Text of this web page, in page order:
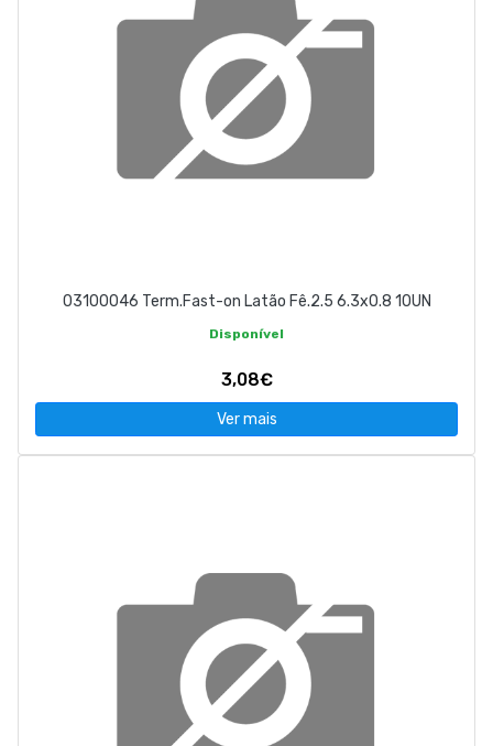
03100046 Term.Fast-on Latão Fê.2.5 6.3x0.8 10UN
Disponível
3,08€
Ver mais